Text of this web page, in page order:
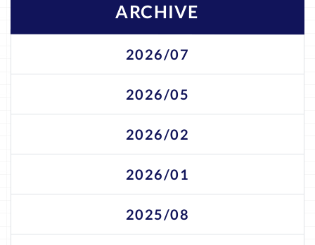
ARCHIVE
2026/07
2026/05
2026/02
2026/01
2025/08